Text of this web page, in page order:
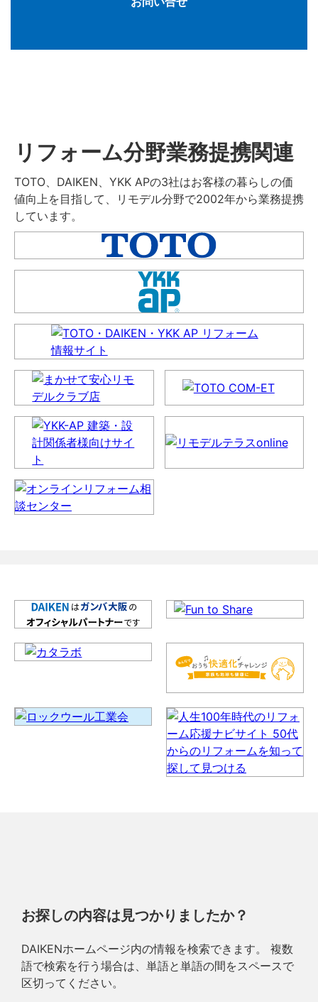
リフォーム分野業務提携関連
TOTO、DAIKEN、YKK APの3社はお客様の暮らしの価
値向上を目指して、リモデル分野で2002年から業務提携
しています。
お探しの内容は見つかりましたか？
DAIKENホームページ内の情報を検索できます。 複数
語で検索を行う場合は、単語と単語の間をスペースで
区切ってください。